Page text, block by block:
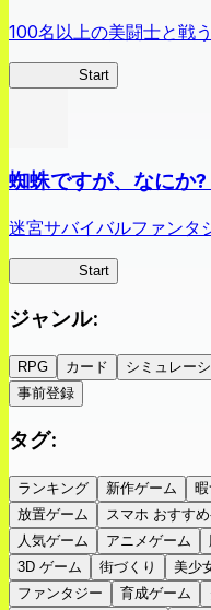
100名以上の美闘士と戦
Start
蜘蛛ですが、なにか
迷宮サバイバルファンタ
Start
ジャンル:
RPG カード シミュレー
事前登録
タグ:
ランキング 新作ゲーム
放置ゲーム
スマホ おすす
人気ゲーム
アニメゲーム
3D ゲーム
街づくり 美少
ファンタジー
育成ゲーム